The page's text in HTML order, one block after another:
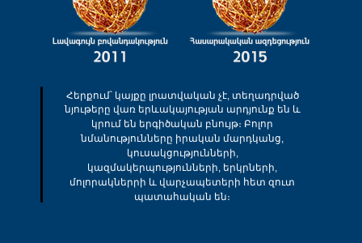
Հերքում՝ կայքը լրատվական չէ, տեղադրված
նյութերը վառ երևակայության արդյունք են և
կրում են երգիծական բնույթ։ Բոլոր
նմանությունները իրական մարդկանց,
կուսակցությունների,
կազմակերպությունների, երկրների,
մոլորակներրի և վարչապետերի հետ զուտ
պատահական են։